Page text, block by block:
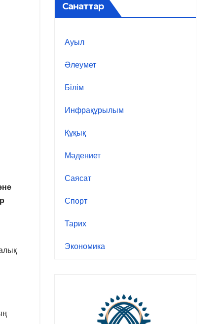
Санаттар
Ауыл
Әлеумет
Білім
Инфрақұрылым
Құқық
Мәдениет
Саясат
Спорт
Тарих
Экономика